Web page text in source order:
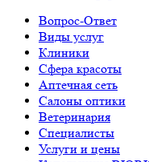
Вопрос-Ответ
Виды услуг
Клиники
Сфера красоты
Аптечная сеть
Салоны оптики
Ветеринария
Специалисты
Услуги и цены